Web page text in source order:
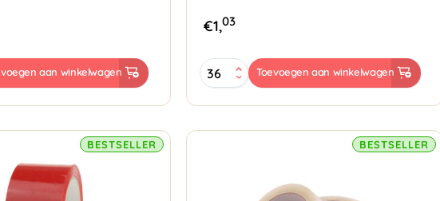
aan winkelwagen
€1,03
PP
Acryl
48mmx66mtr
32my
Toevoegen aan winkelwagen
BESTSELLER BESTSELLER